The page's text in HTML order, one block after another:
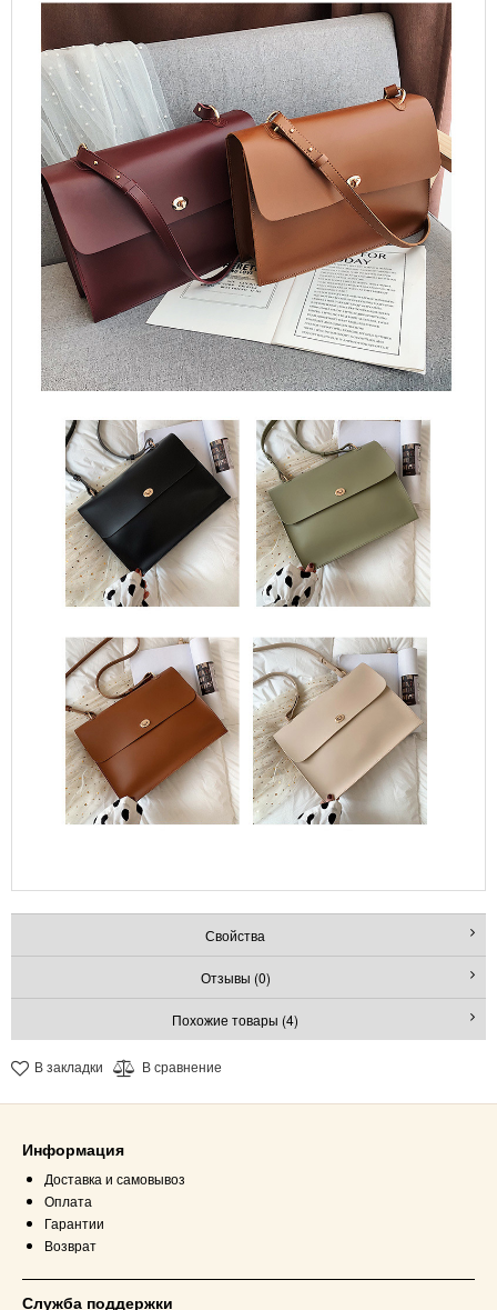
Свойства
Отзывы (0)
Похожие товары (4)
В закладки В сравнение
Информация
Доставка и самовывоз
Оплата
Гарантии
Возврат
Служба поддержки